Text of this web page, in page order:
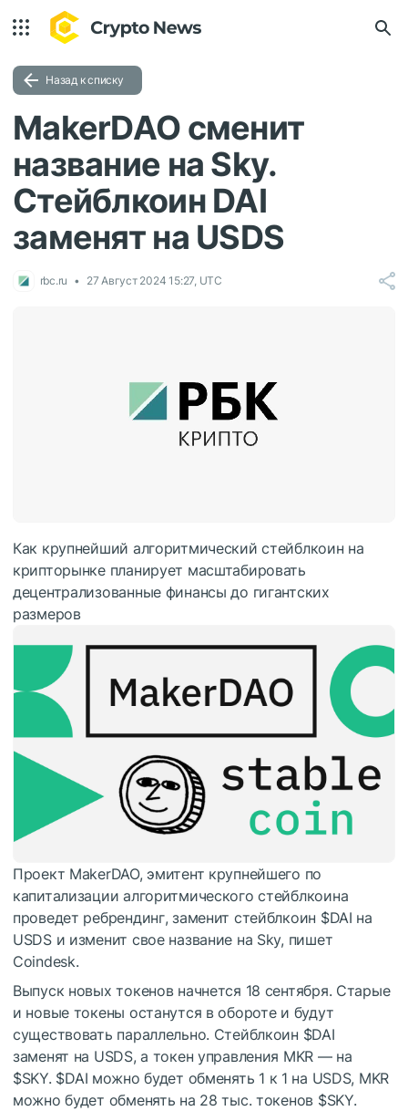
Назад к списку
MakerDAO сменит
название на Sky.
Стейблкоин DAI
заменят на USDS
rbc.ru 27 Август 2024 15:27, UTC
Как крупнейший алгоритмический стейблкоин на
крипторынке планирует масштабировать
децентрализованные финансы до гигантских
размеров
Проект MakerDAO, эмитент крупнейшего по
капитализации алгоритмического стейблкоина
проведет ребрендинг, заменит стейблкоин $DAI на
USDS и изменит свое название на Sky, пишет
Coindesk.
Выпуск новых токенов начнется 18 сентября. Старые
и новые токены останутся в обороте и будут
существовать параллельно. Стейблкоин $DAI
заменят на USDS, а токен управления MKR — на
$SKY. $DAI можно будет обменять 1 к 1 на USDS, MKR
можно будет обменять на 28 тыс. токенов $SKY.